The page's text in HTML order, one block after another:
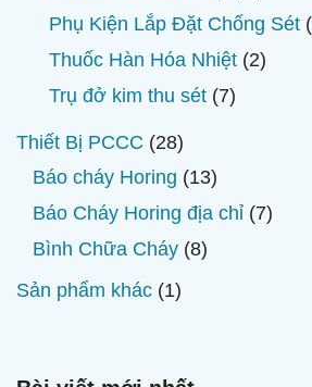
phẩm
sản
phẩm
Phụ Kiện Lắp Đặt Chống Sét
Thuốc Hàn Hóa Nhiệt 22
Trụ đở kim thu sét 77
Thiết Bị PCCC 2828
sản
phẩm
Báo cháy Horing 1313
sản
Báo Cháy Horing địa chỉ 77
Bình Chữa Cháy 88
Sản phẩm khác 11